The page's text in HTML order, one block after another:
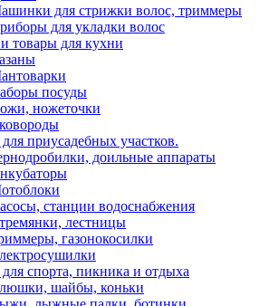
для стрижки волос, триммеры
для укладки волос
товары для кухни
посуды
ножеточки
приусадебных участков.
доильные аппараты
станции водоснабжения
лестницы
газонокосилки
спорта, пикника и отдыха
шайбы, коньки